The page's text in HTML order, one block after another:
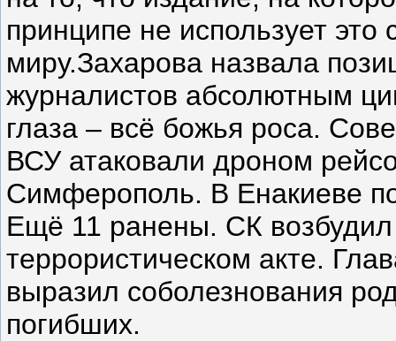
принципе не использует это
миру.Захарова назвала
журналистов абсолютным
глаза – всё божья роса.
ВСУ атаковали дроном
Симферополь. В Енакиеве
Ещё 11 ранены. СК
террористическом акте.
выразил соболезнования
погибших.